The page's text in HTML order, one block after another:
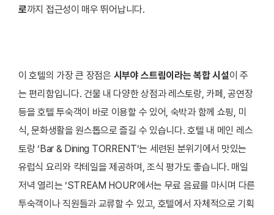
로까지 접근성이 매우 뛰어납니다.
이 호텔의 가장 큰 장점은 시부야 스트림이라는 복합 시설이 주
는 편리함입니다. 건물 내 다양한 상점과 레스토랑, 카페, 공연장
등을 호텔 투숙객이 바로 이용할 수 있어, 숙박과 함께 쇼핑, 미
식, 문화생활을 원스톱으로 즐길 수 있습니다. 호텔 내 메인 레스
토랑 ‘Bar & Dining TORRENT’는 세련된 분위기에서 맛있는
유럽식 요리와 칵테일을 제공하며, 조식 평가도 좋습니다. 매일
저녁 열리는 ‘STREAM HOUR’에서는 무료 음료를 마시며 다른
투숙객이나 직원들과 교류할 수 있고, 호텔에서 자체적으로 기획